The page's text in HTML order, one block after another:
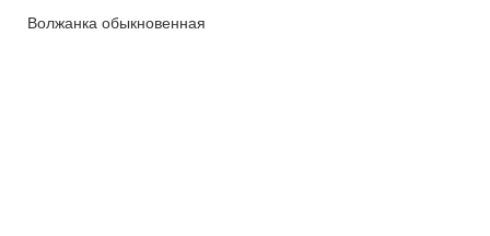
Волжанка обыкновенная